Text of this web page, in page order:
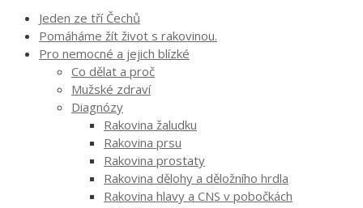
Jeden ze tří Čechů
Pomáháme žít život s rakovinou.
Pro nemocné a jejich blízké
Co dělat a proč
Mužské zdraví
Diagnózy
Rakovina žaludku
Rakovina prsu
Rakovina prostaty
Rakovina dělohy a děložního hrdla
Rakovina hlavy a CNS v pobočkách